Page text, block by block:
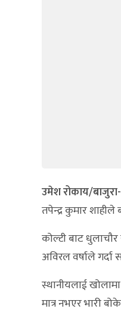
उमेश रोकाय/बाजुरा-
तपेन्द्र कुमार शाहीले
कोल्टी बाट
अविरल वर्षाले
स्थानीयलाई
मात्र नभएर भारी